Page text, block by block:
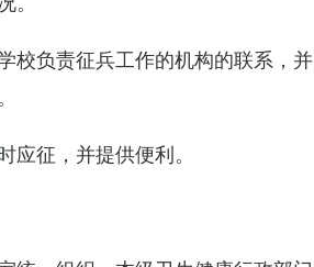
校负责征兵工作的机构的联系，并
征，并提供便利。